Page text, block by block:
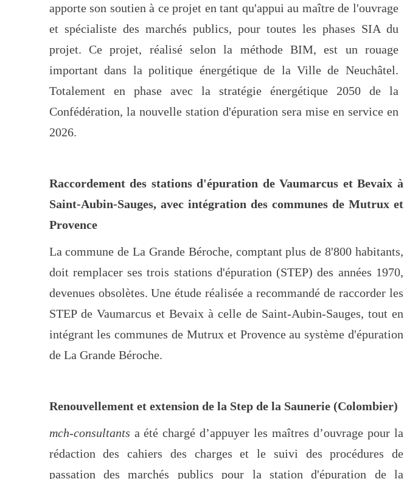
apporte son soutien à ce projet en tant qu'appui au maître de l'ouvrage
et spécialiste des marchés publics, pour toutes les phases SIA du
projet. Ce projet, réalisé selon la méthode BIM, est un rouage
important dans la politique énergétique de la Ville de Neuchâtel.
Totalement en phase avec la stratégie énergétique 2050 de la
Confédération, la nouvelle station d'épuration sera mise en service en
2026.
Raccordement des stations d'épuration de Vaumarcus et Bevaix à
Saint-Aubin-Sauges, avec intégration des communes de Mutrux et
Provence
La commune de La Grande Béroche, comptant plus de 8'800 habitants,
doit remplacer ses trois stations d'épuration (STEP) des années 1970,
devenues obsolètes. Une étude réalisée a recommandé de raccorder les
STEP de Vaumarcus et Bevaix à celle de Saint-Aubin-Sauges, tout en
intégrant les communes de Mutrux et Provence au système d'épuration
de La Grande Béroche.
Renouvellement et extension de la Step de la Saunerie (Colombier)
mch-consultants a été chargé d’appuyer les maîtres d’ouvrage pour la
rédaction des cahiers des charges et le suivi des procédures de
passation des marchés publics pour la station d'épuration de la